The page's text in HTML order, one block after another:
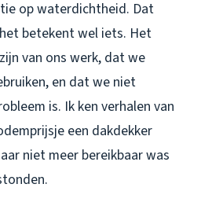
op waterdichtheid. Dat
betekent wel iets. Het
van ons werk, dat we
en dat we niet
is. Ik ken verhalen van
een dakdekker
niet meer bereikbaar was